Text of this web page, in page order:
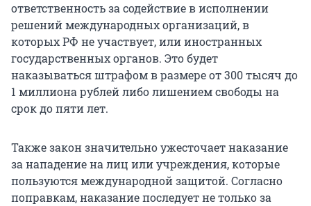
ответственность за содействие в исполнении
решений международных организаций, в
которых РФ не участвует, или иностранных
государственных органов. Это будет
наказываться штрафом в размере от 300 тысяч до
1 миллиона рублей либо лишением свободы на
срок до пяти лет.
Также закон значительно ужесточает наказание
за нападение на лиц или учреждения, которые
пользуются международной защитой. Согласно
поправкам, наказание последует не только за